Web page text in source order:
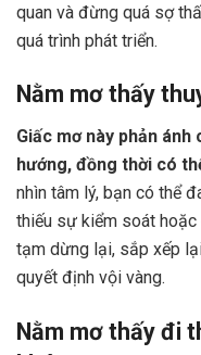
quan và đừng quá sợ
quá trình phát triển.
Nằm mơ thấy
Giấc mơ này phản
hướng, đồng thời có
nhìn tâm lý, bạn có thể
thiếu sự kiểm soát
tạm dừng lại, sắp xếp
quyết định vội vàng.
Nằm mơ thấy đi